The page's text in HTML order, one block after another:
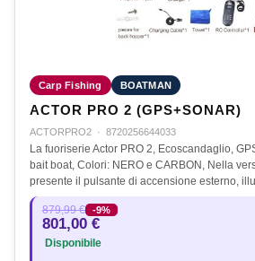
Carp Fishing BOATMAN
ACTOR PRO 2 (GPS+SONAR)
ACTORPRO2 · 8720256644033
La fuoriserie Actor PRO 2, Ecoscandaglio,
bait boat, Colori: NERO e CARBON, Nella
presente il pulsante di accensione esterno,
879,99 € -9%
801,00 €
Disponibile